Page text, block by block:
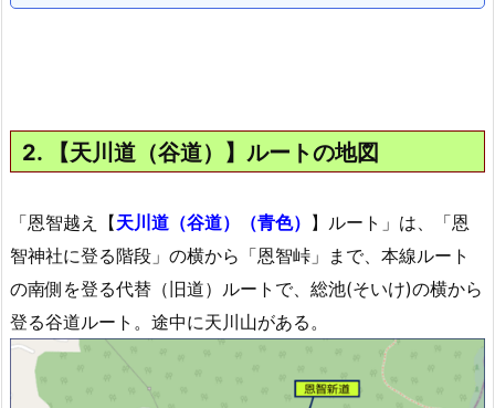
2. 【天川道（谷道）】ルートの地図
「恩智越え【天川道（谷道）（青色） 】ルート」は、「恩
智神社に登る階段」の横から「恩智峠」まで、本線ルート
の南側を登る代替（旧道）ルートで、総池(そいけ)の横から
登る谷道ルート。途中に天川山がある。